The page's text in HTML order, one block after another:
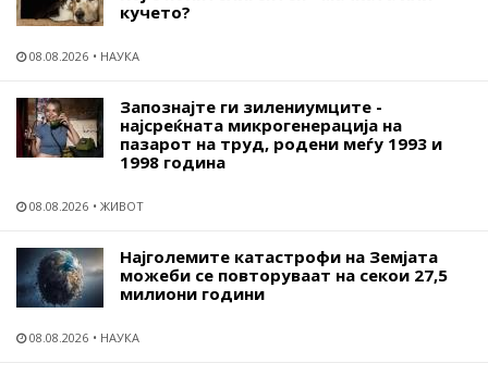
кучето?
08.08.2026 НАУКА
Запознајте ги зилениумците -
најсреќната микрогенерација на
пазарот на труд, родени меѓу 1993 и
1998 година
08.08.2026 ЖИВОТ
Најголемите катастрофи на Земјата
можеби се повторуваат на секои 27,5
милиони години
08.08.2026 НАУКА